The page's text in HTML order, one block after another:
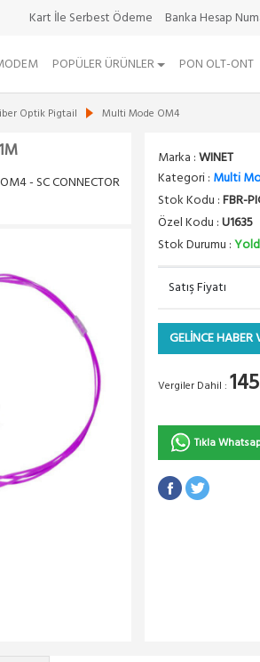
Kart İle Serbest Ödeme Banka Hesap
POPÜLER ÜRÜNLER PON OLT-ONT
Optik Pigtail Multi Mode OM4
- SC CONNECTOR
Marka :WINET
Kategori : Multi
Stok Kodu :FBR-
Özel Kodu :U1635
Stok Durumu :
Satış Fiyatı
GELİNCE HABER
Vergiler Dahil :
Tıkla